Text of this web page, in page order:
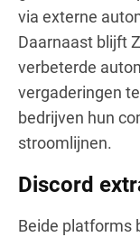
via externe
Daarnaast blijft
verbeterde
vergaderingen
bedrijven hun
stroomlijnen.
Discord
Beide platforms